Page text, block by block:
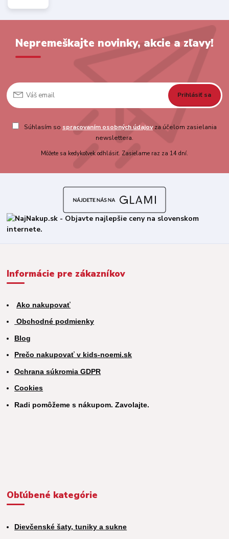
Nepremeškajte novinky, akcie a zľavy!
Prihlásiť sa
Súhlasím so spracovaním osobných údajovza účelom zasielania
newslettera.
Môžete sa kedykoľvek odhlásiť. Zasielame raz za 14 dní.
Informácie pre zákazníkov
Ako nakupovať
Obchodné podmienky
Blog
Prečo nakupovať v kids-noemi.sk
Ochrana súkromia GDPR
Cookies
Radi pomôžeme s nákupom. Zavolajte.
Obľúbené kategórie
Dievčenské šaty, tuniky a sukne